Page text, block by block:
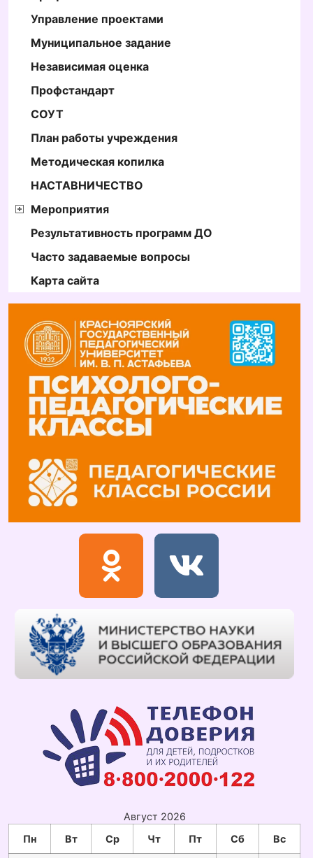
Управление проектами
Муниципальное задание
Независимая оценка
Профстандарт
СОУТ
План работы учреждения
Методическая копилка
НАСТАВНИЧЕСТВО
Мероприятия
Результативность программ ДО
Часто задаваемые вопросы
Карта сайта
Август 2026
Пн
Вт Ср Чт Пт Сб Вс